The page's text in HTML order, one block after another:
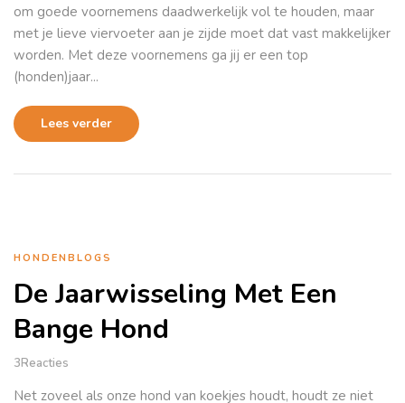
om goede voornemens daadwerkelijk vol te houden, maar
met je lieve viervoeter aan je zijde moet dat vast makkelijker
worden. Met deze voornemens ga jij er een top
(honden)jaar...
Lees verder
HONDENBLOGS
De Jaarwisseling Met Een
Bange Hond
3Reacties
Net zoveel als onze hond van koekjes houdt, houdt ze niet